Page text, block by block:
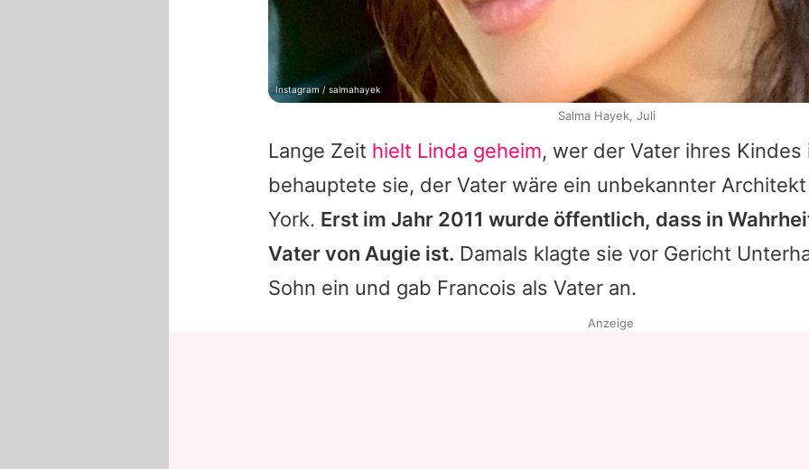
Lange Zeit hielt Linda geheim, wer der Vater ihres Kindes
behauptete sie, der Vater wäre ein unbekannter
York. Erst im Jahr 2011 wurde öffentlich, dass in
Vater von Augie ist. Damals klagte sie vor Gericht
Sohn ein und gab Francois als Vater an.
Instagram / salmahayek
Salma Hayek, Juli
Anzeige